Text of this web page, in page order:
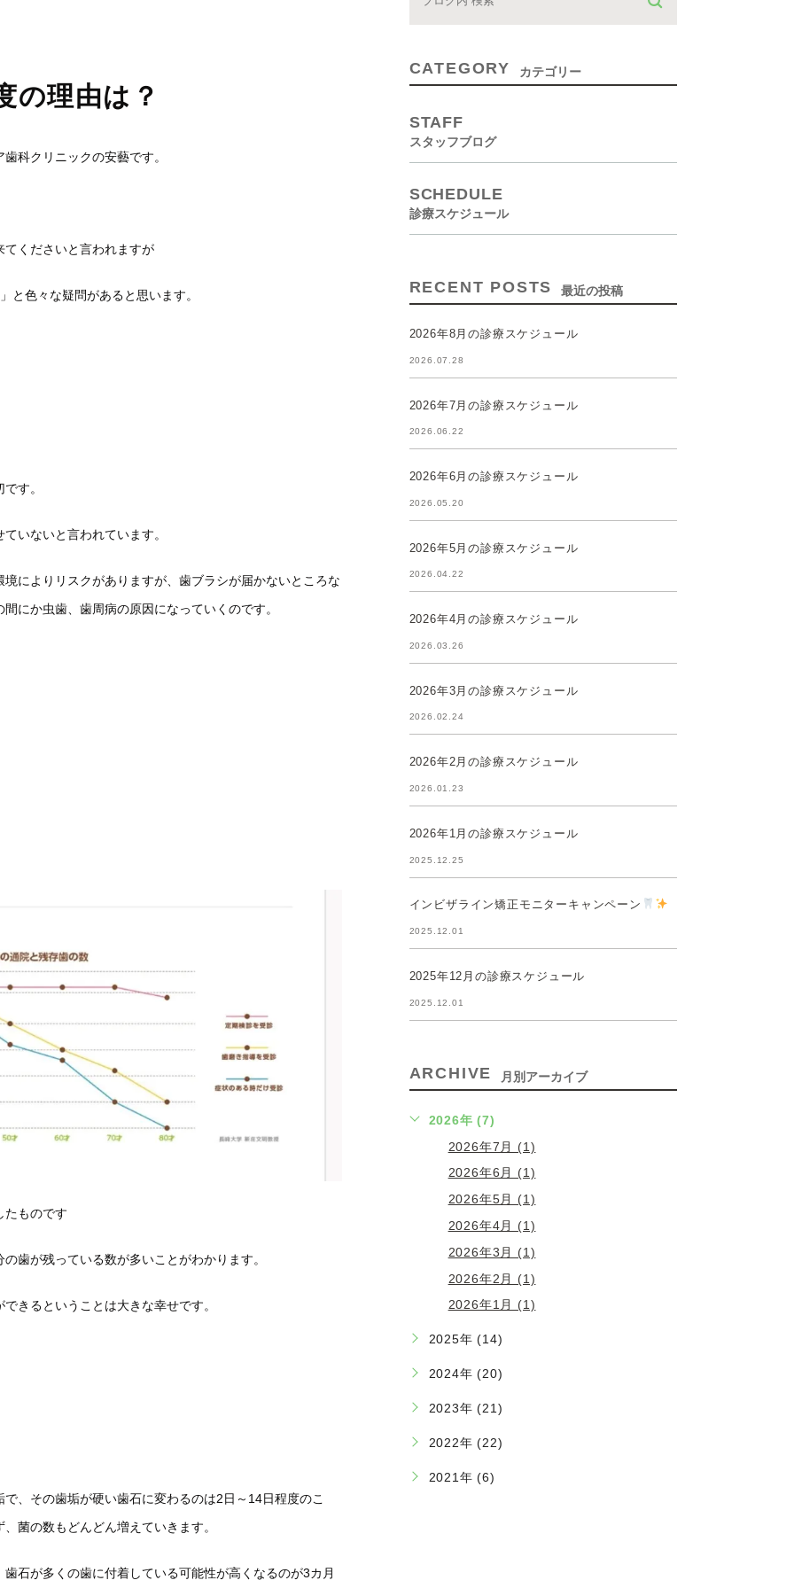
デンタルコーディネーター
の理由は？
科クリニックの安藝です。
くださいと言われますが
と色々な疑問があると思います。
す。
いないと言われています。
によりリスクがありますが、歯ブラシが届かないところな
にか虫歯、歯周病の原因になっていくのです。
たものです
歯が残っている数が多いことがわかります。
きるということは大きな幸せです。
、その歯垢が硬い歯石に変わるのは2日～14日程度のこ
菌の数もどんどん増えていきます。
石が多くの歯に付着している可能性が高くなるのが3カ月
CATEGORY カテゴリー
STAFF
スタッフブログ
SCHEDULE
診療スケジュール
RECENT POSTS 最近の投稿
2026年8月の診療スケジュール
2026.07.28
2026年7月の診療スケジュール
2026.06.22
2026年6月の診療スケジュール
2026.05.20
2026年5月の診療スケジュール
2026.04.22
2026年4月の診療スケジュール
2026.03.26
2026年3月の診療スケジュール
2026.02.24
2026年2月の診療スケジュール
2026.01.23
2026年1月の診療スケジュール
2025.12.25
インビザライン矯正モニターキャンペーン
2025.12.01
2025年12月の診療スケジュール
2025.12.01
ARCHIVE 月別アーカイブ
2026年 (7)
2026年7月 (1)
2026年6月 (1)
2026年5月 (1)
2026年4月 (1)
2026年3月 (1)
2026年2月 (1)
2026年1月 (1)
2025年 (14)
2024年 (20)
2023年 (21)
2022年 (22)
2021年 (6)